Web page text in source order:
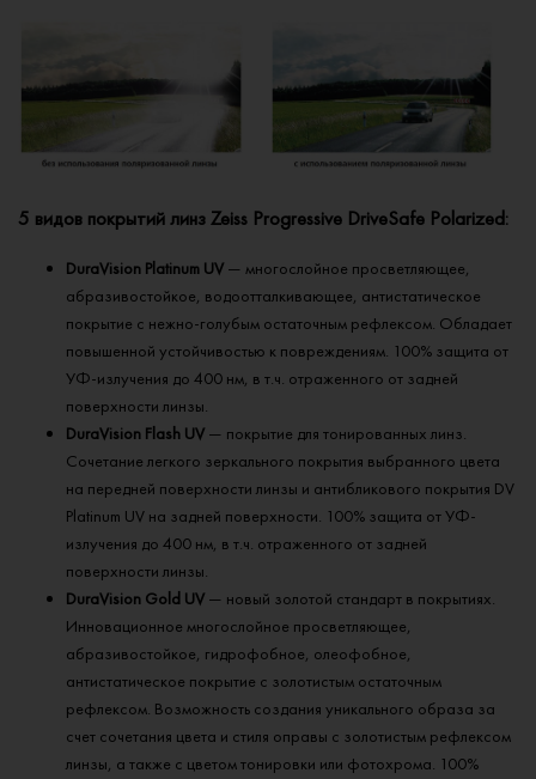
5 видов покрытий линз Zeiss Progressive DriveSafe Polarized:
DuraVision Platinum UV — многослойное просветляющее,
абразивостойкое, водоотталкивающее, антистатическое
покрытие с нежно-голубым остаточным рефлексом. Обладает
повышенной устойчивостью к повреждениям. 100% защита от
УФ-излучения до 400 нм, в т.ч. отраженного от задней
поверхности линзы.
DuraVision Flash UV — покрытие для тонированных линз.
Сочетание легкого зеркального покрытия выбранного цвета
на передней поверхности линзы и антибликового покрытия DV
Platinum UV на задней поверхности. 100% защита от УФ-
излучения до 400 нм, в т.ч. отраженного от задней
поверхности линзы.
DuraVision Gold UV — новый золотой стандарт в покрытиях.
Инновационное многослойное просветляющее,
абразивостойкое, гидрофобное, олеофобное,
антистатическое покрытие с золотистым остаточным
рефлексом. Возможность создания уникального образа за
счет сочетания цвета и стиля оправы с золотистым рефлексом
линзы, а также с цветом тонировки или фотохрома. 100%